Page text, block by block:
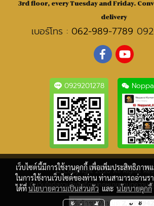
3rd floor, every Tuesday and Friday.
delivery
เบอร์โทร : 062-989-7789
0929201278
© Copyright 2020 All Rights
© เว็บไซต์สงวนลิขสิทธิ์ตามกฎหมายทุกบทความ-
ผู้เข้าชมวันนี้ 343
เว็บไซต์นี้มีการใช้งานคุกกี้ เพื่อเพิ่มประสิทธิภา
ในการใช้งานเว็บไซต์ของท่าน ท่านสามารถอ่านร
ได้ที่นโยบายความเป็นส่วนตัว และ นโยบายคุกกี้